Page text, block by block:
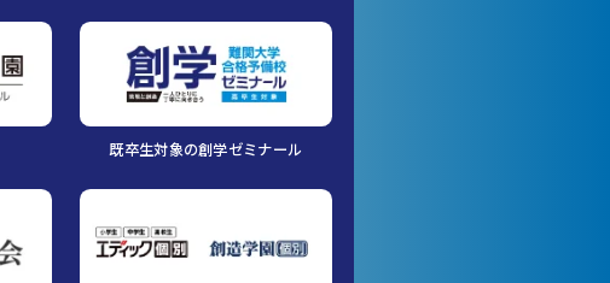
既卒生対象の創学ゼミナール